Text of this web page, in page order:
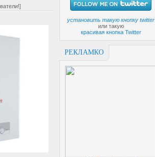
установить такую кнопку twitter
или такую
красивая кнопка Twitter
РЕКЛАМКО